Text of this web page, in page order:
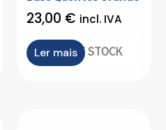
OUT OF STOCK
23,00 € incl. IVA
Ler mais